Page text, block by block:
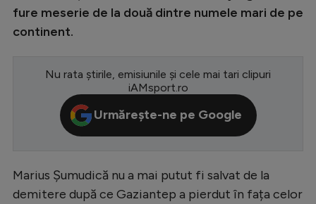
Europa League
Premier League
LaLiga
Serie A
Ligue 1
fure meserie de la două dintre numele mari de pe
continent.
Nu rata știrile, emisiunile și cele mai tari clipuri
iAMsport.ro
Urmărește-ne pe Google
Marius Șumudică nu a mai putut fi salvat de la
demitere după ce Gaziantep a pierdut în fața celor